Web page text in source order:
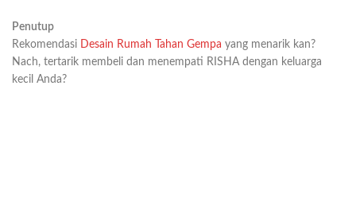
Penutup
Rekomendasi
Desain Rumah Tahan Gempa yang menarik kan?
Nach, tertarik membeli dan menempati RISHA dengan keluarga
kecil Anda?